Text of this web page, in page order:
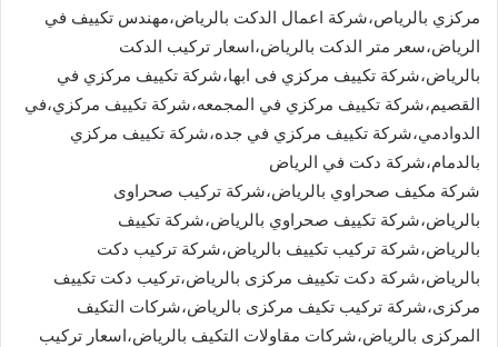
مركزي بالرياص،شركة اعمال الدكت بالرياض،مهندس تكييف في
الرياض،سعر متر الدكت بالرياض،اسعار تركيب الدكت
بالرياض،شركة تكييف مركزي فى ابها،شركة تكييف مركزي في
القصيم،شركة تكييف مركزي في المجمعه،شركة تكييف مركزي،في
الدوادمي،شركة تكييف مركزي في جده،شركة تكييف مركزي
بالدمام،شركة دكت في الرياض
شركة مكيف صحراوي بالرياض،شركة تركيب صحراوى
بالرياض،شركة تكييف صحراوي بالرياض،شركة تكييف
بالرياض،شركة تركيب تكييف بالرياض،شركة تركيب دكت
بالرياض،شركة دكت تكييف مركزى بالرياض،تركيب دكت تكييف
مركزى،شركة تركيب تكيف مركزى بالرياض،شركات التكيف
المركزى بالرياض،شركات مقاولات التكيف بالرياض،اسعار تركيب